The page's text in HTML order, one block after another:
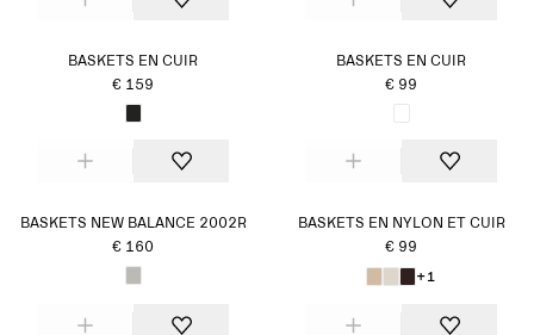
BASKETS EN CUIR
€ 159
BASKETS EN CUIR
€ 99
BASKETS NEW BALANCE 2002R
€ 160
BASKETS EN NYLON ET CUIR
€ 99
+1